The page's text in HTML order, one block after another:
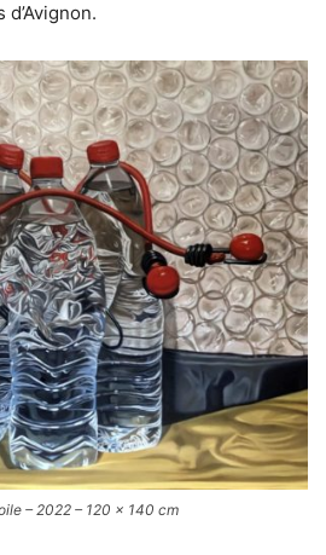
– 2022 – 120 x 140 cm